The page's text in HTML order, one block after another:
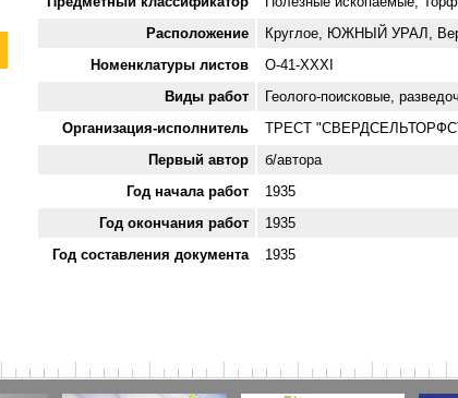
Расположение
Круглое, ЮЖНЫЙ УРАЛ,
Номенклатуры листов
O-41-XXXI
Виды работ
Геолого-поисковые,
Организация-исполнитель
ТРЕСТ
Первый автор
б/автора
Год начала работ
1935
Год окончания работ
1935
Год составления документа
1935